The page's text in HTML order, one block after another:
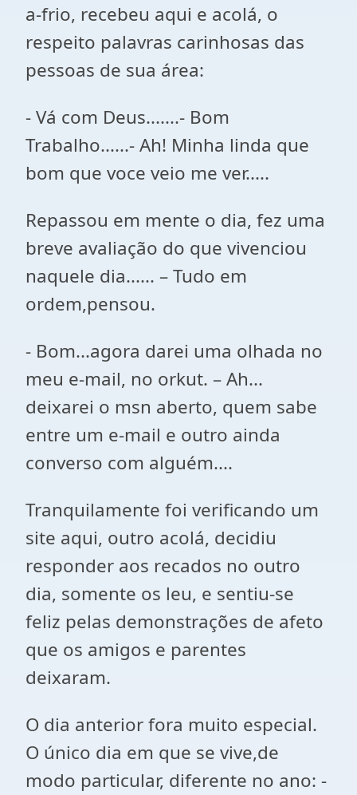
a-frio, recebeu aqui e acolá, o
respeito palavras carinhosas das
pessoas de sua área:
- Vá com Deus.......- Bom
Trabalho......- Ah! Minha linda que
bom que voce veio me ver.....
Repassou em mente o dia, fez uma
breve avaliação do que vivenciou
naquele dia...... – Tudo em
ordem,pensou.
- Bom...agora darei uma olhada no
meu e-mail, no orkut. – Ah...
deixarei o msn aberto, quem sabe
entre um e-mail e outro ainda
converso com alguém....
Tranquilamente foi verificando um
site aqui, outro acolá, decidiu
responder aos recados no outro
dia, somente os leu, e sentiu-se
feliz pelas demonstrações de afeto
que os amigos e parentes
deixaram.
O dia anterior fora muito especial.
O único dia em que se vive,de
modo particular, diferente no ano: -